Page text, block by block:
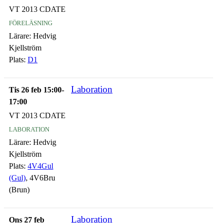
VT 2013 CDATE
föreläsning
Lärare: Hedvig
Kjellström
Plats: D1
Tis 26 feb 15:00-
17:00
Laboration
VT 2013 CDATE
laboration
Lärare: Hedvig
Kjellström
Plats: 4V4Gul
(Gul), 4V6Bru
(Brun)
Ons 27 feb
Laboration